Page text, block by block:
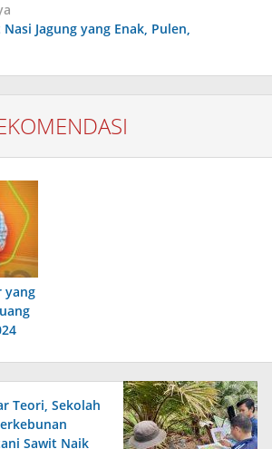
Jagung yang Enak, Pulen,
yang
Teori, Sekolah
Sawit Naik